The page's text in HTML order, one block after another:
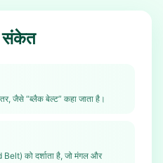
संकेत
जैसे “ब्लैक बेल्ट” कहा जाता है।
Belt) को दर्शाता है, जो मंगल और